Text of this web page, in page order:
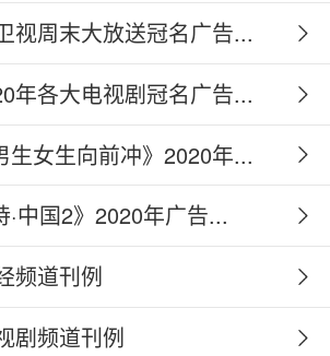
视周末大放送冠名广告...
年各大电视剧冠名广告...
生女生向前冲》2020年...
·中国2》2020年广告...
频道刊例
剧频道刊例